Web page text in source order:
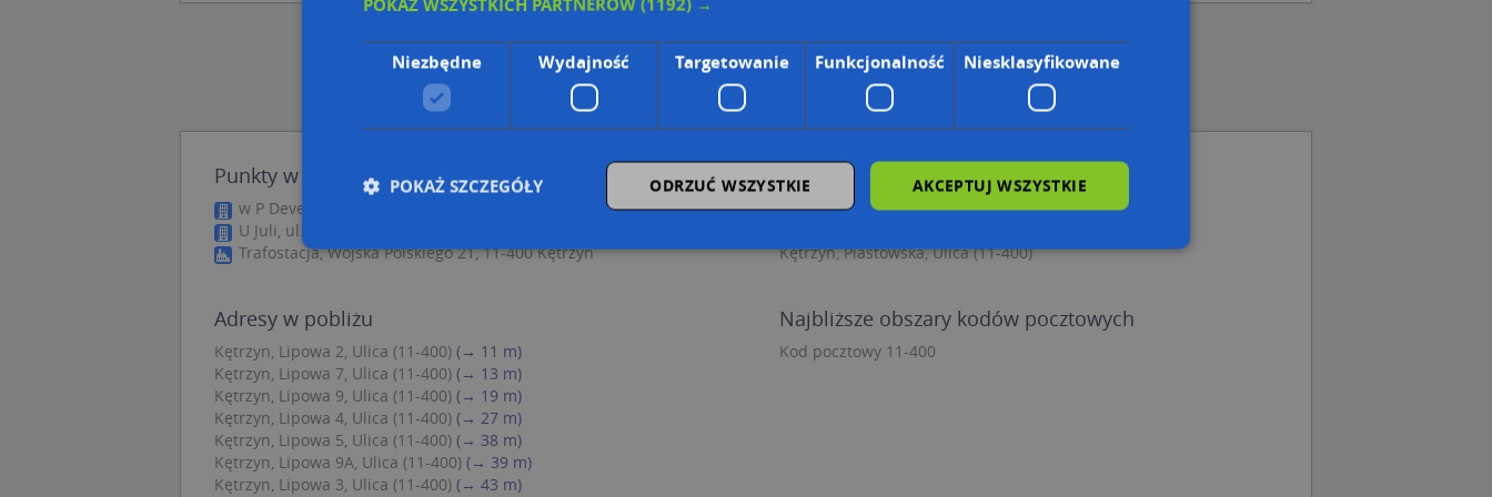
Punkty w pobliżu
w P Development, Króla Bolesława Chrobrego 5, 11-400 Kętrzyn
U Juli, ul. Władysława Jagiełły 1, 11-400 Kętrzyn
Trafostacja, Wojska Polskiego 21, 11-400 Kętrzyn
Adresy w pobliżu
Kętrzyn, Lipowa 2, Ulica (11-400) (→ 11 m)
Kętrzyn, Lipowa 7, Ulica (11-400) (→ 13 m)
Kętrzyn, Lipowa 9, Ulica (11-400) (→ 19 m)
Kętrzyn, Lipowa 4, Ulica (11-400) (→ 27 m)
Kętrzyn, Lipowa 5, Ulica (11-400) (→ 38 m)
Kętrzyn, Lipowa 9A, Ulica (11-400) (→ 39 m)
Kętrzyn, Lipowa 3, Ulica (11-400) (→ 43 m)
Ulice w pobliżu
Kętrzyn, Króla Bolesława Chrobrego, Ulica (11-400)
Kętrzyn, Piastowska, Ulica (11-400)
Najbliższe obszary kodów pocztowych
Kod pocztowy 11-400
Niezbędne Wydajność Targetowanie Funkcjonalność Niesklasyfikowane
AKCEPTUJ WSZYSTKIE
ODRZUĆ WSZYSTKIE
POKAŻ SZCZEGÓŁY
Niezbędne pliki cookie umożliwiają korzystanie z podstawowych funkcji strony internetowej, takich jak logowanie użytkownika i
zarządzanie kontem. Bez niezbędnych plików cookie nie można prawidłowo korzystać ze strony internetowej.
Nazwa
APPSESSID
CookieScriptConsent
CookieScript